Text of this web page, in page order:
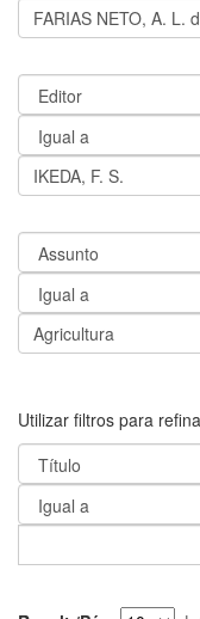
Utilizar filtros para